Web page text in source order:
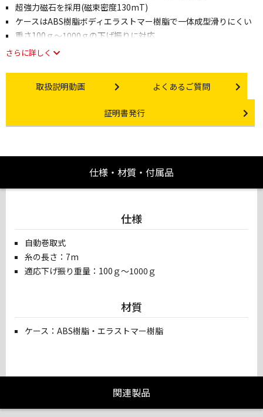
超強力磁石を採用(磁束密度130mT)
ケースはABS樹脂ボディエラストマー樹脂で一体成型滑りにくい
重さ100ｇ～1000ｇの下げ振りに対応
さらに詳しく
Instruction video
取扱説明動画 Other link
よくあるご質問
Certificate Issuance
証明書発行
仕様・材質・付属品
仕様
自動巻取式
糸の長さ：7m
適応下げ振り重量：100ｇ～1000ｇ
材質
ケース：ABS樹脂・エラストマー樹脂
関連製品